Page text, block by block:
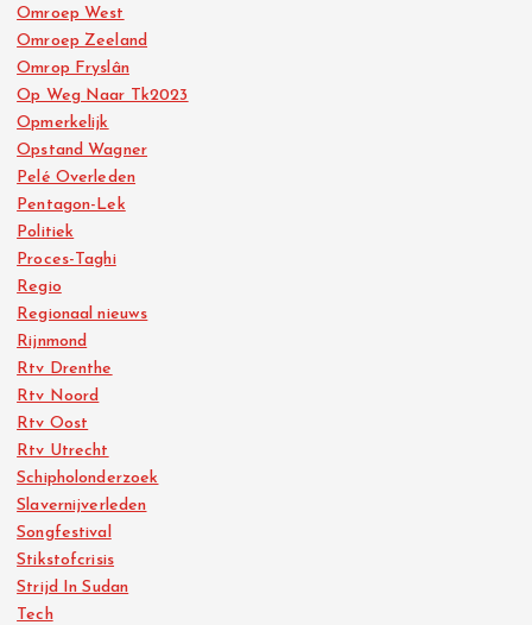
Omroep West
Omroep Zeeland
Omrop Fryslân
Op Weg Naar Tk2023
Opmerkelijk
Opstand Wagner
Pelé Overleden
Pentagon-Lek
Politiek
Proces-Taghi
Regio
Regionaal nieuws
Rijnmond
Rtv Drenthe
Rtv Noord
Rtv Oost
Rtv Utrecht
Schipholonderzoek
Slavernijverleden
Songfestival
Stikstofcrisis
Strijd In Sudan
Tech